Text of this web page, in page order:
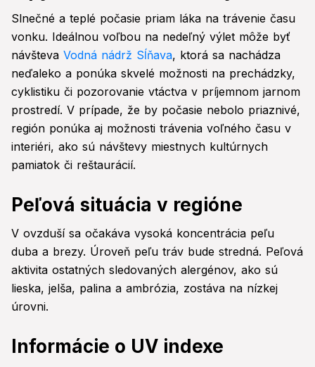
Slnečné a teplé počasie priam láka na trávenie času
vonku. Ideálnou voľbou na nedeľný výlet môže byť
návšteva Vodná nádrž Sĺňava, ktorá sa nachádza
neďaleko a ponúka skvelé možnosti na prechádzky,
cyklistiku či pozorovanie vtáctva v príjemnom jarnom
prostredí. V prípade, že by počasie nebolo priaznivé,
región ponúka aj možnosti trávenia voľného času v
interiéri, ako sú návštevy miestnych kultúrnych
pamiatok či reštaurácií.
Peľová situácia v regióne
V ovzduší sa očakáva vysoká koncentrácia peľu
duba a brezy. Úroveň peľu tráv bude stredná. Peľová
aktivita ostatných sledovaných alergénov, ako sú
lieska, jelša, palina a ambrózia, zostáva na nízkej
úrovni.
Informácie o UV indexe